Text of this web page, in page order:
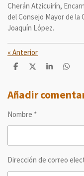
Cherán Atzicuirín,
del Consejo Mayor de la
Joaquín López.
« Anterior
C
p
a
t
C
p
a
C
p
a
C
p
a
Añadir
Nombre *
Dirección de correo